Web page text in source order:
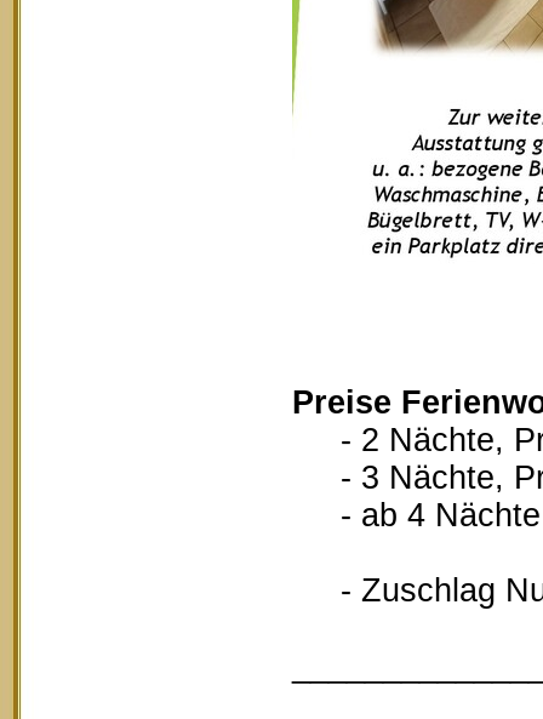
Preise
- 2 Nächte,
- 3 Nächte,
- ab 4 Nächte,
- Zuschlag